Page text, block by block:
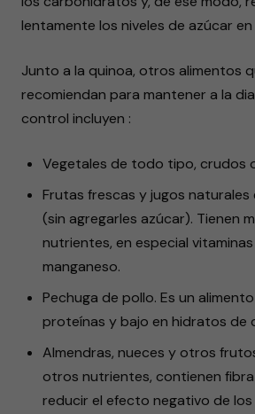
lentamente los niveles de azúcar en
Junto a la quinoa, otros alimentos
recomiendan para mantener a la
control incluyen :
Vegetales de todo tipo, crudos
Frutas frescas y jugos naturales
(sin agregarles azúcar). Tienen
nutrientes, en especial
manganeso.
Pechuga de pollo. Es un
proteínas y bajo en hidratos de
Almendras, nueces y otros
otros nutrientes, contienen
reducir el efecto negativo de